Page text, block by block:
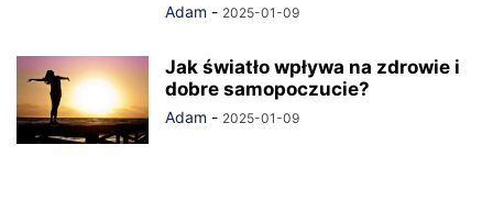
Adam - 2025-01-09
Jak światło wpływa na zdrowie i
dobre samopoczucie?
Adam - 2025-01-09